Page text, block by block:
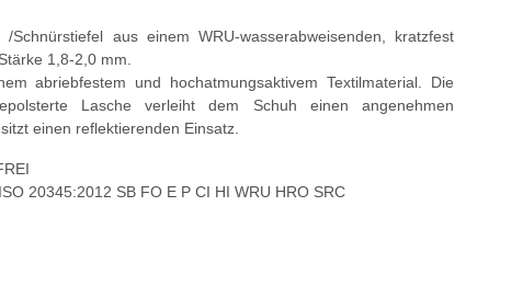
/Schnürstiefel aus einem WRU-wasserabweisenden, kratzfest
1,8-2,0 mm.
abriebfestem und hochatmungsaktivem Textilmaterial. Die
Lasche verleiht dem Schuh einen angenehmen
einen reflektierenden Einsatz.
20345:2012 SB FO E P CI HI WRU HRO SRC